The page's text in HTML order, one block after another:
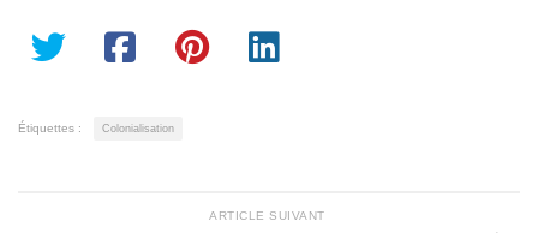
Étiquettes : Colonialisation
ARTICLE SUIVANT